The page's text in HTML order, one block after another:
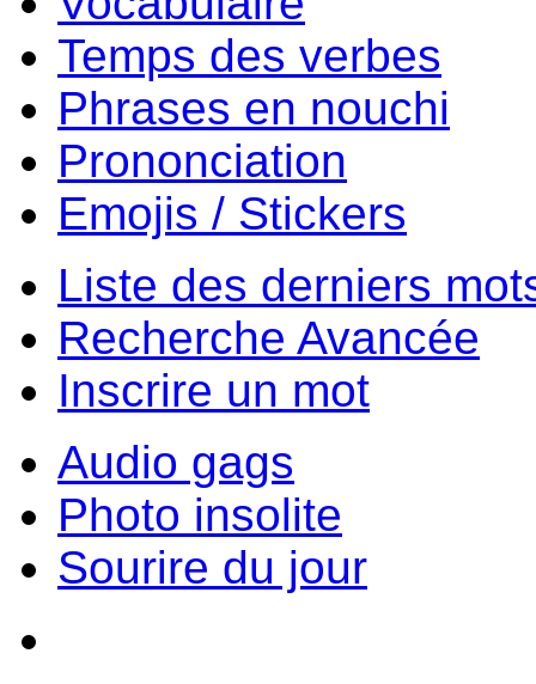
Temps des verbes
Phrases en nouchi
Prononciation
Emojis / Stickers
Liste des derniers
Recherche Avancée
Inscrire un mot
Audio gags
Photo insolite
Sourire du jour